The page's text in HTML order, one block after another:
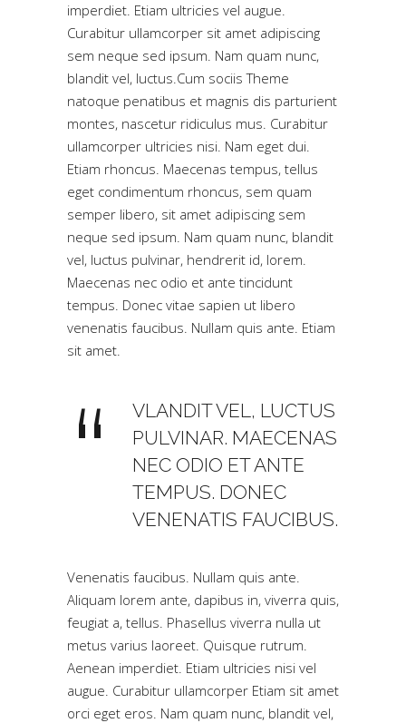
imperdiet. Etiam ultricies vel augue.
Curabitur ullamcorper sit amet adipiscing
sem neque sed ipsum. Nam quam nunc,
blandit vel, luctus.Cum sociis Theme
natoque penatibus et magnis dis parturient
montes, nascetur ridiculus mus. Curabitur
ullamcorper ultricies nisi. Nam eget dui.
Etiam rhoncus. Maecenas tempus, tellus
eget condimentum rhoncus, sem quam
semper libero, sit amet adipiscing sem
neque sed ipsum. Nam quam nunc, blandit
vel, luctus pulvinar, hendrerit id, lorem.
Maecenas nec odio et ante tincidunt
tempus. Donec vitae sapien ut libero
venenatis faucibus. Nullam quis ante. Etiam
sit amet.
VLANDIT VEL, LUCTUS
PULVINAR. MAECENAS
NEC ODIO ET ANTE
TEMPUS. DONEC
VENENATIS FAUCIBUS.
Venenatis faucibus. Nullam quis ante.
Aliquam lorem ante, dapibus in, viverra quis,
feugiat a, tellus. Phasellus viverra nulla ut
metus varius laoreet. Quisque rutrum.
Aenean imperdiet. Etiam ultricies nisi vel
augue. Curabitur ullamcorper Etiam sit amet
orci eget eros. Nam quam nunc, blandit vel,